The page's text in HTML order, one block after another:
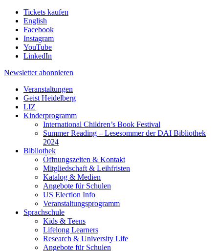
Tickets kaufen
English
Facebook
Instagram
YouTube
LinkedIn
Newsletter abonnieren
Veranstaltungen
Geist Heidelberg
LIZ
Kinderprogramm
International Children’s Book Festival
Summer Reading – Lesesommer der DAI Bibliothek
2024
Bibliothek
Öffnungszeiten & Kontakt
Mitgliedschaft & Leihfristen
Katalog & Medien
Angebote für Schulen
US Election Info
Veranstaltungsprogramm
Sprachschule
Kids & Teens
Lifelong Learners
Research & University Life
Angebote für Schulen